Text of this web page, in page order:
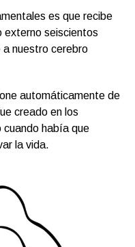
es que recibe
externo seiscientos
a nuestro cerebro
automáticamente de
creado en los
cuando había que
la vida.